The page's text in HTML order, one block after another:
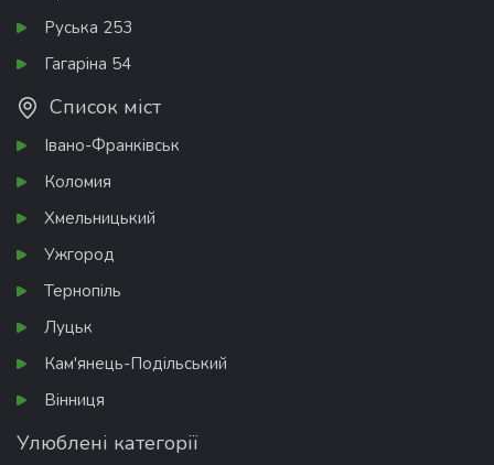
Руська 253
Гагаріна 54
Список міст
Івано-Франківськ
Коломия
Хмельницький
Ужгород
Тернопіль
Луцьк
Кам'янець-Подільський
Вінниця
Улюблені категорії